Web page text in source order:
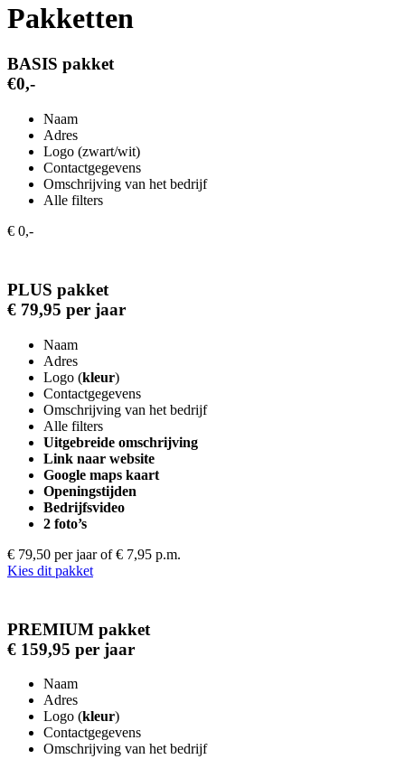
Pakketten
BASIS pakket
€0,-
Naam
Adres
Logo (zwart/wit)
Contactgegevens
Omschrijving van het bedrijf
Alle filters
€ 0,-
PLUS pakket
€ 79,95 per jaar
Naam
Adres
Logo (kleur)
Contactgegevens
Omschrijving van het bedrijf
Alle filters
Uitgebreide omschrijving
Link naar website
Google maps kaart
Openingstijden
Bedrijfsvideo
2 foto’s
€ 79,50 per jaar of € 7,95 p.m.
Kies dit pakket
PREMIUM pakket
€ 159,95 per jaar
Naam
Adres
Logo (kleur)
Contactgegevens
Omschrijving van het bedrijf